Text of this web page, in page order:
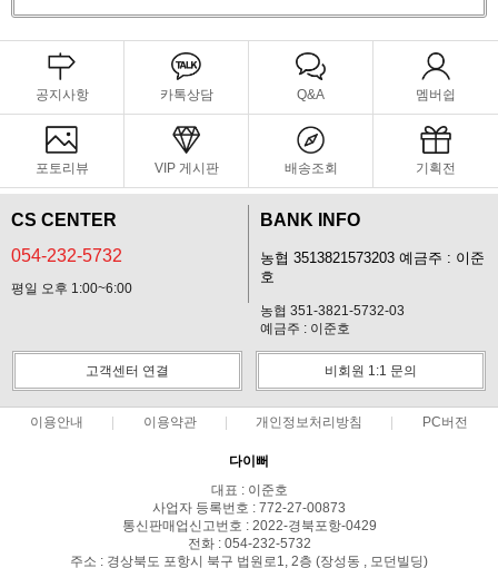
공지사항 카톡상담 Q&A 멤버쉽
포토리뷰 VIP 게시판 배송조회 기획전
CS CENTER
054-232-5732
평일 오후 1:00~6:00
BANK INFO
농협 3513821573203 예금주 : 이준
호
농협 351-3821-5732-03
예금주 : 이준호
고객센터 연결 비회원 1:1 문의
이용안내 이용약관 개인정보처리방침 PC버전
다이뻐
대표 : 이준호
사업자 등록번호 : 772-27-00873
통신판매업신고번호 : 2022-경북포항-0429
전화 : 054-232-5732
주소 : 경상북도 포항시 북구 법원로1, 2층 (장성동 , 모던빌딩)